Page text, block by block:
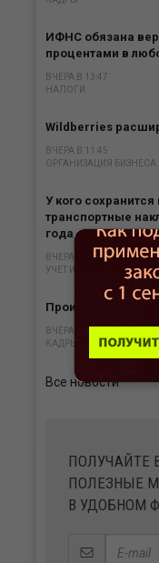
ИФНС обязана
процентами в
ВЧЕРА В 13:47
НАЛОГИ
Wildberries
ВЧЕРА В 11:45
ОРГАНИЗАЦИЯ БИЗНЕСА
У кого
транспортные
года
ВЧЕРА В 10:44
УЧЕТ И ОТЧЕТНОСТЬ
ВЧЕРА В 08:50
КАДРЫ
Все новости
ПОЛУЧАЙТЕ
ПОЛЕЗНЫЕ
В УДОБНОМ